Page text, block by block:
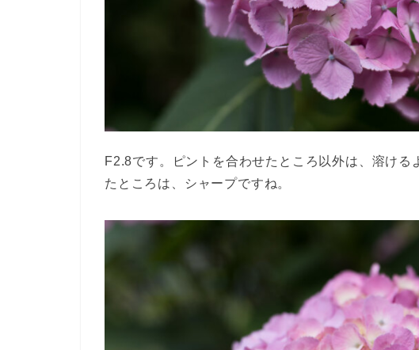
F2.8です。ピントを合わせたところ以外は、溶け
たところは、シャープですね。